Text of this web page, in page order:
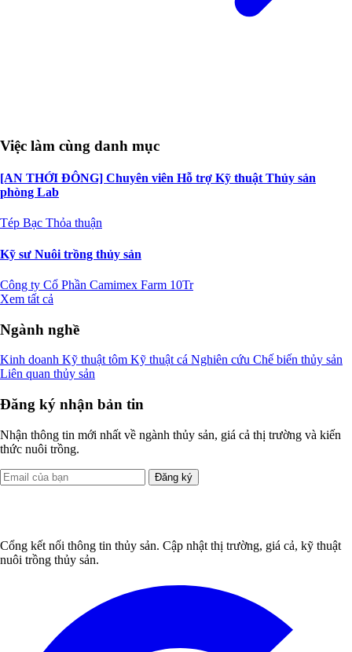
Việc làm cùng danh mục
[AN THỚI ĐÔNG] Chuyên viên Hỗ trợ Kỹ thuật Thủy sản
phòng Lab
Tép Bạc Thỏa thuận
Kỹ sư Nuôi trồng thủy sản
Công ty Cổ Phần Camimex Farm 10Tr
Xem tất cả
Ngành nghề
Kinh doanh Kỹ thuật tôm Kỹ thuật cá Nghiên cứu Chế biến thủy sản
Liên quan thủy sản
Đăng ký nhận bản tin
Nhận thông tin mới nhất về ngành thủy sản, giá cả thị trường và kiến
thức nuôi trồng.
Đăng ký
Cổng kết nối thông tin thủy sản. Cập nhật thị trường, giá cả, kỹ thuật
nuôi trồng thủy sản.